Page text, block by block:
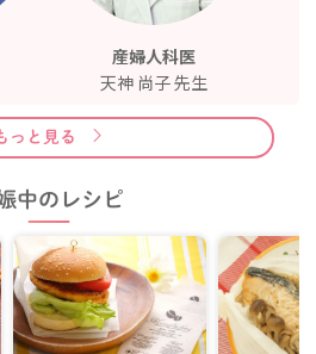
産婦人科医
天神 尚子 先生
っと見る
中のレシピ